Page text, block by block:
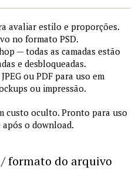
avaliar estilo e proporções.
no formato PSD.
— todas as camadas estão
e desbloqueadas.
ou PDF para uso em
ou impressão.
custo oculto. Pronto para uso
o download.
formato do arquivo